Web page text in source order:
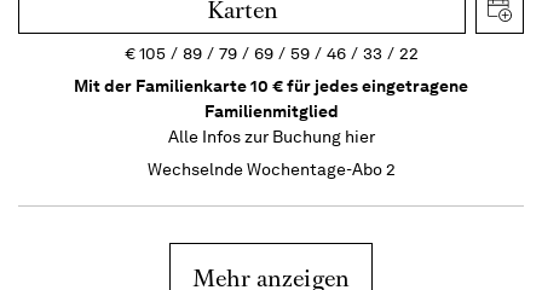
Karten
€105 89 79 69 59 46 33
22
Mit der Familienkarte 10 € für jedes eingetragene
Familienmitglied
Alle Infos zur Buchung hier
Wechselnde Wochentage-Abo 2
Mehr anzeigen